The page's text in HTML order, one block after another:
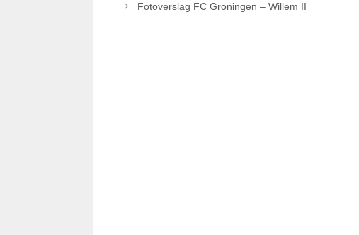
Fotoverslag FC Groningen – Willem II